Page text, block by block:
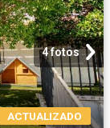
4 fotos
ACTUALIZADO